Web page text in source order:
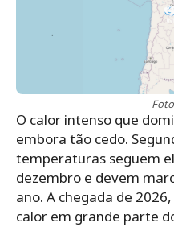
O calor intenso que
embora tão cedo.
temperaturas seguem
dezembro e devem
ano. A chegada de
calor em grande parte